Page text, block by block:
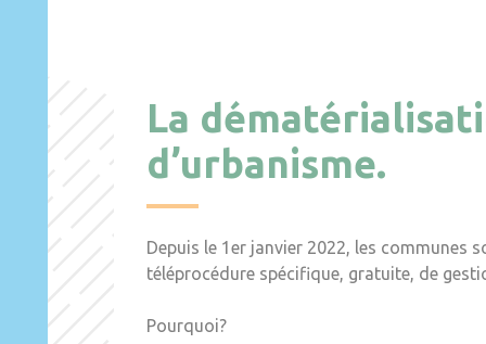
La
d’urbanisme.
Depuis le 1er janvier 2022, les communes
téléprocédure spécifique, gratuite, de
Pourquoi?